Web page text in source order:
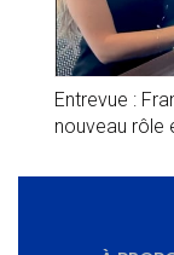
Entrevue :
nouveau rôle